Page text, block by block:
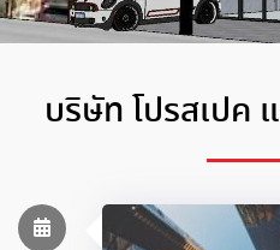
บริษัท โปรสเปค